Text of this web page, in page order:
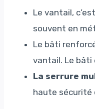
Le vantail,
souvent en
Le bâti
vantail. Le bâti
La serrure
haute sécurité